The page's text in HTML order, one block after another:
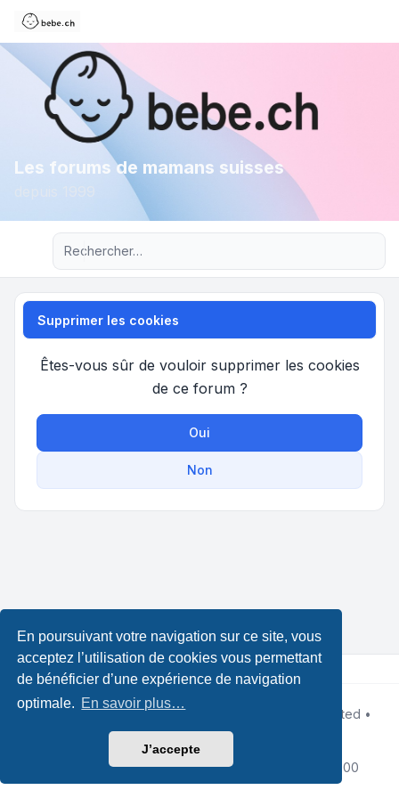
En poursuivant votre navigation sur ce site, vous
acceptez l’utilisation de cookies vous permettant
de bénéficier d’une expérience de navigation
optimale. En savoir plus…
J’accepte
Les forums de mamans suisses
Recherche avancée
Supprimer les cookies
Êtes-vous sûr de vouloir supprimer les cookies
de ce forum ?
Oui
Non
Développé parphpBB® Forum Software © phpBB Limited •
Leenoz.com
Traduction française officielle©
|Conditions|Fuseau horaire sur UTC+02:00